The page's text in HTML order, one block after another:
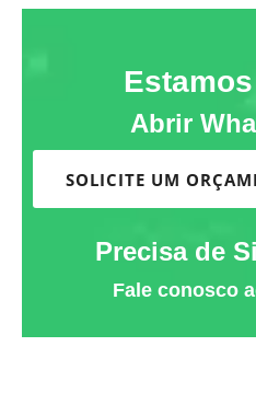
Abrir
SOLICITE UM
Precisa de
Fale conosco